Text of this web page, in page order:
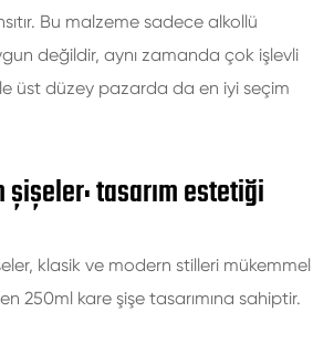
Bu malzeme sadece alkollü
değildir, aynı zamanda çok işlevli
üst düzey pazarda da en iyi seçim
şişeler: tasarım estetiği
klasik ve modern stilleri mükemmel
250ml kare şişe tasarımına sahiptir.